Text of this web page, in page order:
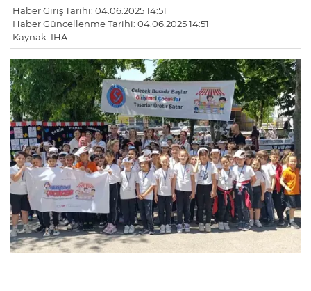
Haber Giriş Tarihi: 04.06.2025 14:51
Haber Güncellenme Tarihi: 04.06.2025 14:51
Kaynak: İHA